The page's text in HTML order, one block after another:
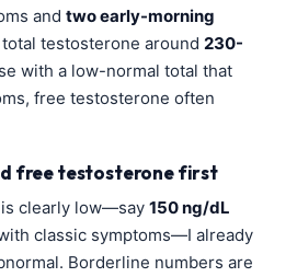
and two early-morning
testosterone around 230-
with a low-normal total that
free testosterone often
free testosterone first
clearly low—say 150 ng/dL
classic symptoms—I already
Borderline numbers are